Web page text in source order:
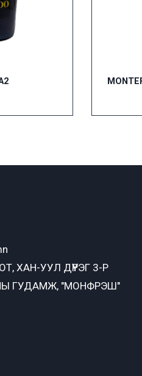
ХАН-УУЛ ДҮҮРЭГ 3-Р
ГУДАМЖ, "МОНФРЭШ"